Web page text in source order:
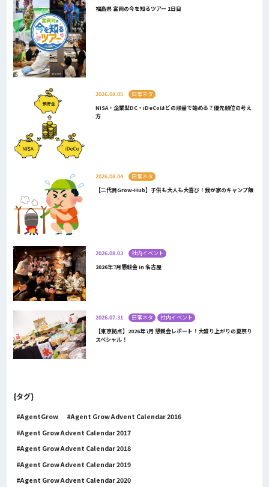
福島県 富岡の今を知るツアー 1日目
2026.08.05
日常ネタ
NISA・企業型DC・iDeCoはどの順番で始める？優先順位の考え
方
2026.08.04
日常ネタ
【二代目Grow-Hub】子供も大人も大喜び！我が家のキャンプ飯
2026.08.03
社内イベント
2026年7月懇親会 in 名古屋
2026.07.31 日常ネタ
社内イベント
【東京拠点】2026年7月 懇親会レポート！大盛り上がりの夏祭り
スペシャル！
{タグ}
AgentGrow
Agent Grow Advent Calendar 2016
Agent Grow Advent Calendar 2017
Agent Grow Advent Calendar 2018
Agent Grow Advent Calendar 2019
Agent Grow Advent Calendar 2020